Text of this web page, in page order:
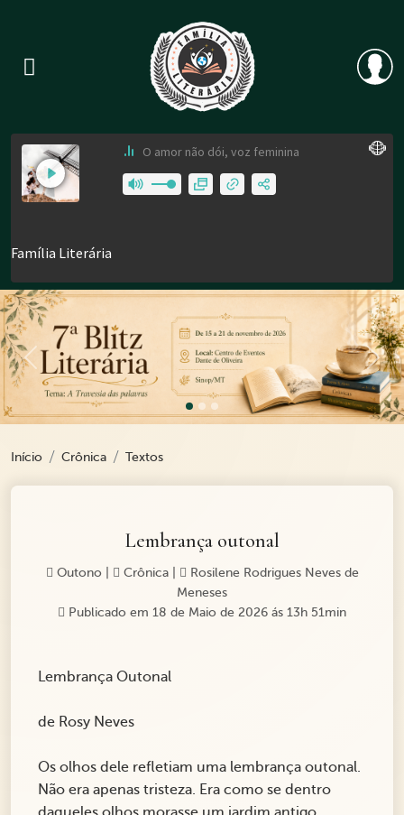
Previous
Início Crônica Textos
Lembrança outonal
Outono| Crônica|
Rosilene Rodrigues Neves de
Meneses
Publicado em 18 de Maio de 2026 ás 13h 51min
Lembrança Outonal
de Rosy Neves
Os olhos dele refletiam uma lembrança outonal.
Não era apenas tristeza. Era como se dentro